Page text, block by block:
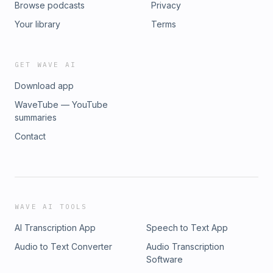
niezależnie od czasu i miejsca, w jakim się znajdują. Więcej
informacji o projekcie: zarzadzanie.swps.pl Od listopada
Uniwersytetu SWPS. Więcej o projekcie:
Browse podcasts
Your library
Privacy
Terms
GET WAVE AI
Download app
WaveTube — YouTube
summaries
Contact
WAVE AI TOOLS
AI Transcription App
Speech to Text App
Audio to Text Converter
Audio Transcription
Software